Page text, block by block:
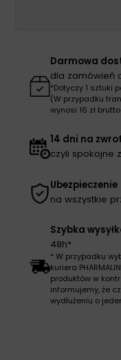
Darmowa
dla zamówień
*Dotyczy 1 sztuki
(W przypadku
wynosi 16 zł
14 dni na zwrot
czyli spokojne
Ubezpieczenie
na wszystkie
Szybka
48h*
* W przypadku
kuriera
produktów w
informujemy, że
wydłużeniu o